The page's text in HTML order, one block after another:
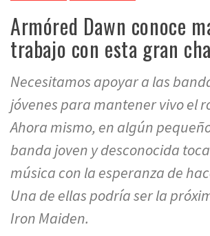
Armóred Dawn conoce
trabajo con esta gran
Necesitamos apoyar a las
jóvenes para mantener vivo el
Ahora mismo, en algún
banda joven y desconocida
música con la esperanza de
Una de ellas podría ser la
Iron Maiden.